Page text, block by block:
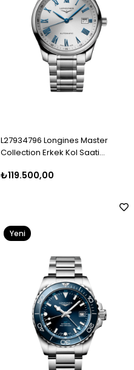
L27934796 Longines Master
Collection Erkek Kol Saati
₺119.500,00
Yeni